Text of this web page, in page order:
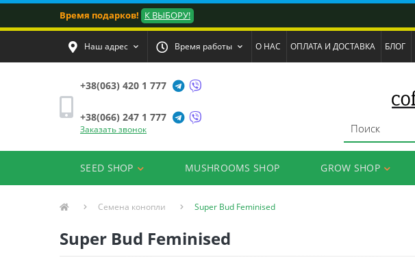
Время подарков! К ВЫБОРУ!
Наш адрес Время работы О НАС ОПЛАТА И ДОСТАВКА БЛОГ
+38(063) 420 1 777
+38(066) 247 1 777
Заказать звонок
SEED SHOP MUSHROOMS SHOP GROW SHOP
Семена конопли Super Bud Feminised
Super Bud Feminised